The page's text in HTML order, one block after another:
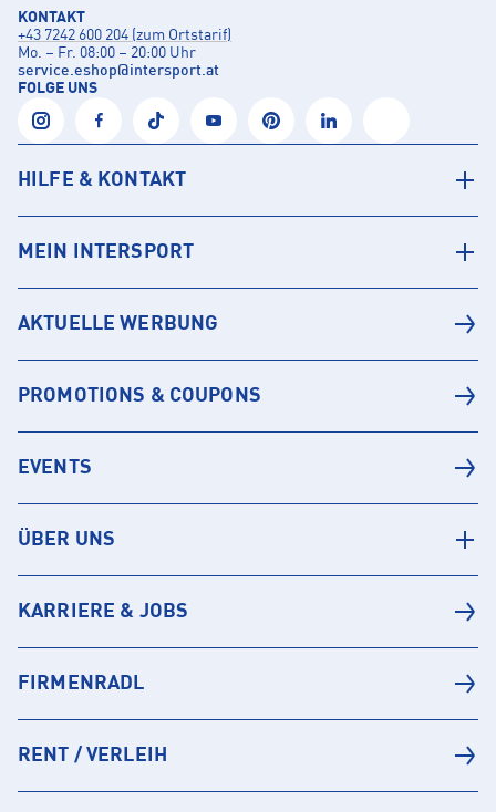
KONTAKT
+43 7242 600 204 (zum Ortstarif)
Mo. – Fr. 08:00 – 20:00 Uhr
service.eshop@intersport.at
FOLGE UNS
HILFE & KONTAKT
MEIN INTERSPORT
AKTUELLE WERBUNG
PROMOTIONS & COUPONS
EVENTS
ÜBER UNS
KARRIERE & JOBS
FIRMENRADL
RENT / VERLEIH